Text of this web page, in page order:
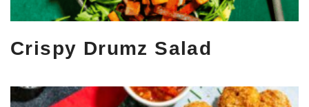
Crispy Drumz Salad